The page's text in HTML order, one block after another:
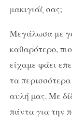
μακιγιάζ σας;
Μεγάλωσα με
καθαρότερο,
είχαμε φάει
τα
αυλή μας. Με
πάντα για την